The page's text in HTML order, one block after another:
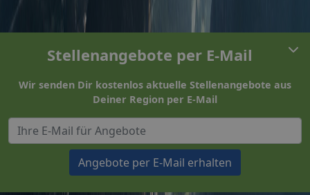
Stellenangebote per E-Mail
Wir senden Dir kostenlos aktuelle Stellenangebote aus
Deiner Region per E-Mail
Angebote per E-Mail erhalten